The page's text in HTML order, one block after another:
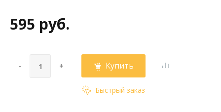
595 руб.
- + Купить
Быстрый заказ